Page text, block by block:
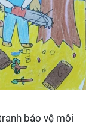
bảo vệ môi